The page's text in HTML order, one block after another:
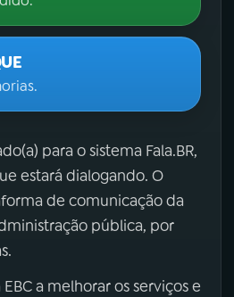
para o sistema Fala.BR,
estará dialogando. O
de comunicação da
pública, por
a melhorar os serviços e